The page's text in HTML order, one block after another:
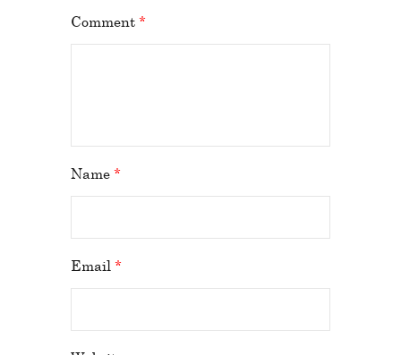
Comment *
Name *
Email *